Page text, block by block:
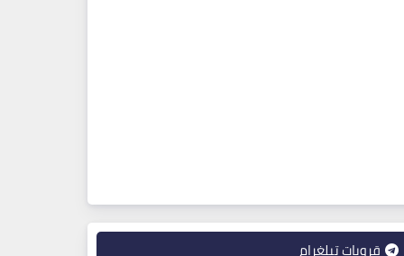
قروبات تيلغرام